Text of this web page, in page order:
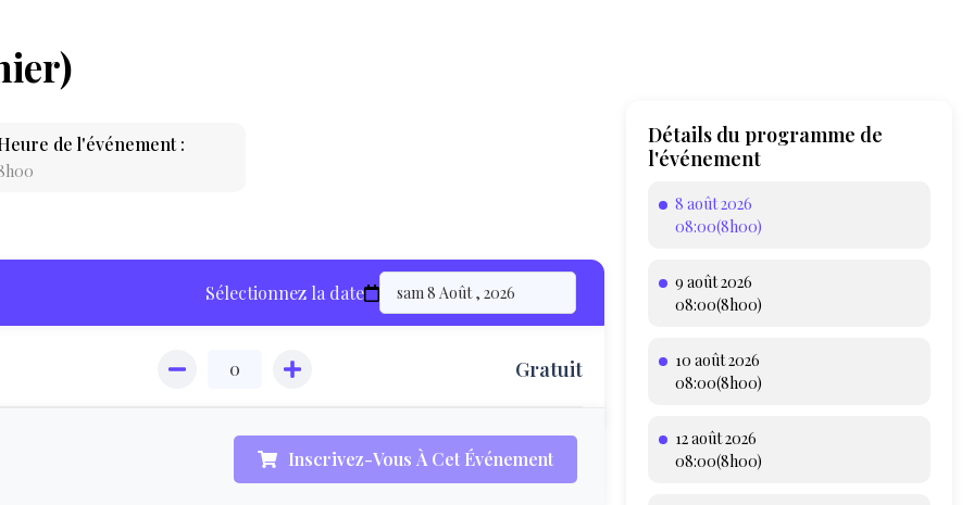
LOCATION
HÉBERGEMENT
de l'événement :
Sélectionnez la date
Gratuit
Inscrivez-Vous À Cet Événement
Détails du programme de
l'événement
8 août 2026
08:00(8h00)
9 août 2026
08:00(8h00)
10 août 2026
08:00(8h00)
12 août 2026
08:00(8h00)